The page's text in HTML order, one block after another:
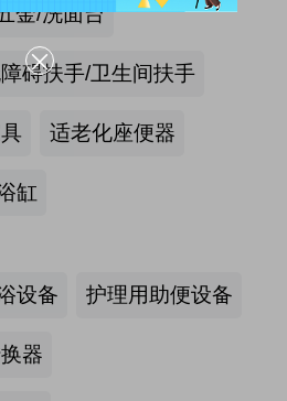
金/洗面台
碍扶手/卫生间扶手
适老化座便器
缸
设备 护理用助便设备
器